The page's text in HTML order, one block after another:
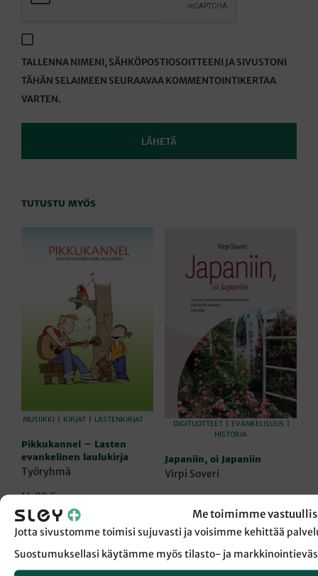
Me toimimme
Jotta sivustomme toimisi sujuvasti ja voisimme kehittää
Suostumuksellasi käytämme myös tilasto- ja
TALLENNA NIMENI, SÄHKÖPOSTIOSOITTEENI JA SIVUSTONI
TÄHÄN SELAIMEEN SEURAAVAA KOMMENTOINTIKERTAA
VARTEN.
TUTUSTU MYÖS
MUSIIKKI KIRJAT LASTENKIRJAT
Pikkukannel – Lasten
evankelinen laulukirja
Työryhmä
14,90€
LISÄÄ OSTOSKORIIN
DIGITUOTTEET EVANKELISUUS
HISTORIA
Japaniin, oi Japaniin
Virpi Soveri
24,00€–39,00€Hintaluokka:
24,00 €
-
39,00 €
VALITSE VAIHTOEHDOISTA
Tällä